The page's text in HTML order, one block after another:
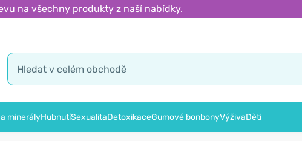
na všechny produkty z naší nabídky.
minerályHubnutíSexualitaDetoxikaceGumové bonbonyVýživaDěti